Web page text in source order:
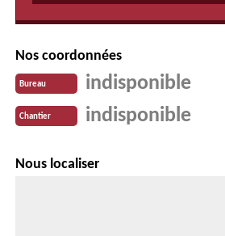
Nos coordonnées
Bureau indisponible
Chantier indisponible
Nous localiser